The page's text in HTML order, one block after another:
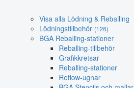
Visa alla Lödning & Reballing
Lödningstillbehör (126)
BGA Reballing-stationer
Reballing-tillbehör
Grafikkretsar
Reballing-stationer
Reflow-ugnar